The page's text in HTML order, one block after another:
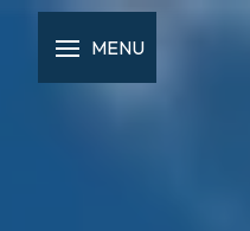
MENU
Panneau de gestion des cookies